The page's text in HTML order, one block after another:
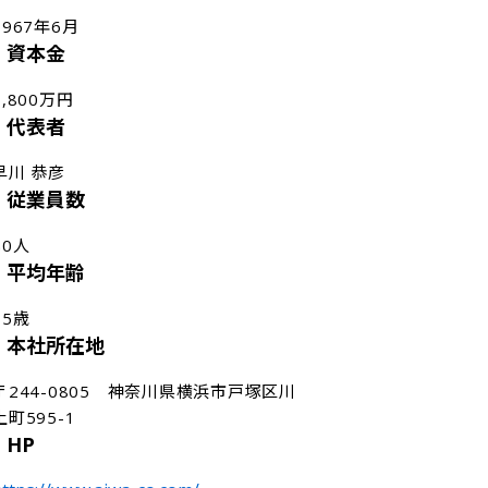
年6月
資本金
万円
代表者
川 恭彦
従業員数
人
平均年齢
歳
本社所在地
244-0805　神奈川県横浜市戸塚区川
町595-1
HP